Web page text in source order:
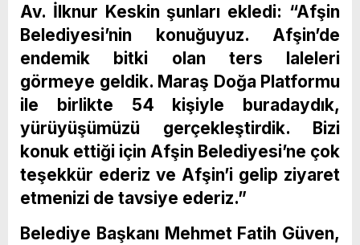
Av. İlknur Keskin şunları ekledi: “Afşin
Belediyesi’nin konuğuyuz. Afşin’de
endemik bitki olan ters laleleri
görmeye geldik. Maraş Doğa Platformu
ile birlikte 54 kişiyle buradaydık,
yürüyüşümüzü gerçekleştirdik. Bizi
konuk ettiği için Afşin Belediyesi’ne çok
teşekkür ederiz ve Afşin’i gelip ziyaret
etmenizi de tavsiye ederiz.”
Belediye Başkanı Mehmet Fatih Güven,